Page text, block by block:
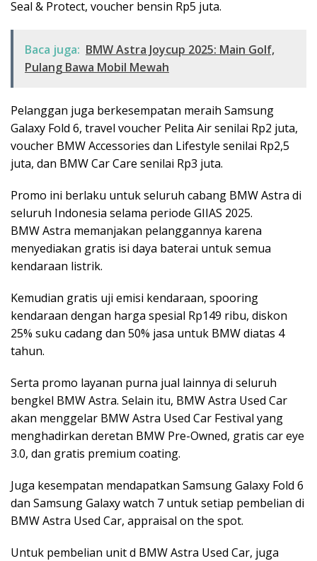
Seal & Protect, voucher bensin Rp5 juta.
Baca juga: BMW Astra Joycup 2025: Main Golf,
Pulang Bawa Mobil Mewah
Pelanggan juga berkesempatan meraih Samsung
Galaxy Fold 6, travel voucher Pelita Air senilai Rp2 juta,
voucher BMW Accessories dan Lifestyle senilai Rp2,5
juta, dan BMW Car Care senilai Rp3 juta.
Promo ini berlaku untuk seluruh cabang BMW Astra di
seluruh Indonesia selama periode GIIAS 2025.
BMW Astra memanjakan pelanggannya karena
menyediakan gratis isi daya baterai untuk semua
kendaraan listrik.
Kemudian gratis uji emisi kendaraan, spooring
kendaraan dengan harga spesial Rp149 ribu, diskon
25% suku cadang dan 50% jasa untuk BMW diatas 4
tahun.
Serta promo layanan purna jual lainnya di seluruh
bengkel BMW Astra. Selain itu, BMW Astra Used Car
akan menggelar BMW Astra Used Car Festival yang
menghadirkan deretan BMW Pre-Owned, gratis car eye
3.0, dan gratis premium coating.
Juga kesempatan mendapatkan Samsung Galaxy Fold 6
dan Samsung Galaxy watch 7 untuk setiap pembelian di
BMW Astra Used Car, appraisal on the spot.
Untuk pembelian unit d BMW Astra Used Car, juga